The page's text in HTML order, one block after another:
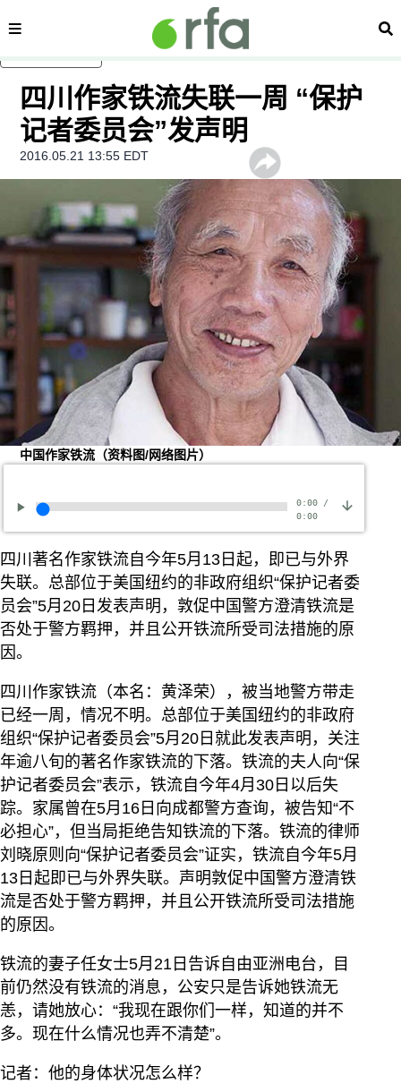
内容分类 搜
四川作家铁流失联一周 “保护
记者委员会”发声明
2016.05.21 13:55 EDT
中国作家铁流（资料图/网络图片）
0:00/
0:00
四川著名作家铁流自今年5月13日起，即已与外界
失联。总部位于美国纽约的非政府组织“保护记者委
员会”5月20日发表声明，敦促中国警方澄清铁流是
否处于警方羁押，并且公开铁流所受司法措施的原
因。
四川作家铁流（本名：黄泽荣），被当地警方带走
已经一周，情况不明。总部位于美国纽约的非政府
组织“保护记者委员会”5月20日就此发表声明，关注
年逾八旬的著名作家铁流的下落。铁流的夫人向“保
护记者委员会”表示，铁流自今年4月30日以后失
踪。家属曾在5月16日向成都警方查询，被告知“不
必担心”，但当局拒绝告知铁流的下落。铁流的律师
刘晓原则向“保护记者委员会”证实，铁流自今年5月
13日起即已与外界失联。声明敦促中国警方澄清铁
流是否处于警方羁押，并且公开铁流所受司法措施
的原因。
铁流的妻子任女士5月21日告诉自由亚洲电台，目
前仍然没有铁流的消息，公安只是告诉她铁流无
恙，请她放心：“我现在跟你们一样，知道的并不
多。现在什么情况也弄不清楚”。
记者：他的身体状况怎么样？